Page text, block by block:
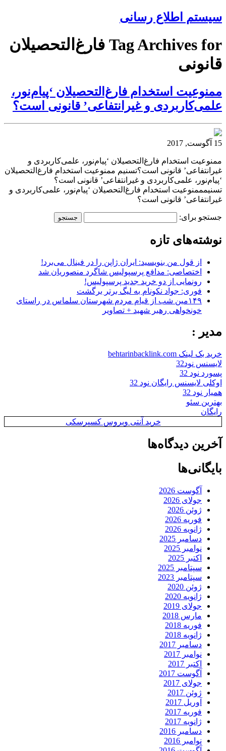
سیستم اطلاع رسانی
Tag Archives for فارغ‌التحصیلان
قانونی
ممنوعیت استخدام فارغ‌التحصیلان ‘پیام‌نور،
علمی‌کاربردی و غیرانتفاعی’ قانونی است؟
15 آگوست, 2017
ممنوعیت استخدام فارغ‌التحصیلان ‘پیام‌نور، علمی‌کاربردی و
غیرانتفاعی’ قانونی است؟تسنیم ممنوعیت استخدام فارغ‌التحصیلان
‘پیام‌نور، علمی‌کاربردی و غیرانتفاعی’ قانونی است؟
تسنیمممنوعیت استخدام فارغ‌التحصیلان ‘پیام‌نور، علمی‌کاربردی و
غیرانتفاعی’ قانونی است؟
جستجو برای:
نوشته‌های تازه
از قول من بنویسید: ایران ژاپن را در فینال می‌برد!
اختصاصی: مدافع پرسپولیس شاگرد منصوریان شد
رونمایی از دو خرید جدید پرسپولیس!
فوری: جواد نکونام به لیگ برتر برگشت
۱۴۹مین شب از قیام مردم شهرستان سلماس در راستای
خونخواهی رهبر شهید + تصاویر
مدیر :
خرید بک لینک behtarinbacklink.com
لایسنس نود32
پسورد نود 32
اوکلی لایسنس رایگان نود 32
همیار نود 32
بهترین سئو
رایگان
خرید آنتی ویروس کسپرسکی
آخرین دیدگاه‌ها
بایگانی‌ها
آگوست 2026
جولای 2026
ژوئن 2026
فوریه 2026
ژانویه 2026
دسامبر 2025
نوامبر 2025
اکتبر 2025
سپتامبر 2025
سپتامبر 2023
ژوئن 2020
ژانویه 2020
جولای 2019
مارس 2018
فوریه 2018
ژانویه 2018
دسامبر 2017
نوامبر 2017
اکتبر 2017
آگوست 2017
جولای 2017
ژوئن 2017
آوریل 2017
فوریه 2017
ژانویه 2017
دسامبر 2016
نوامبر 2016